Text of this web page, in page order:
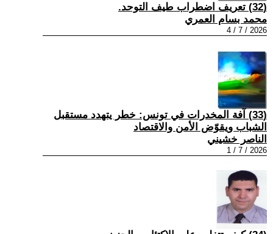
(32) تعريف اضطراب طيف التوحد.
محمد بسام العمري
2026 / 7 / 4
(33) آفة المخدرات في تونس: خطر يتهدد مستقبل
الشباب ويقوّض الأمن والاقتصاد
الناصر خشيني
2026 / 7 / 1